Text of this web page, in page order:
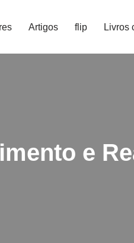
Artigos flip Livros
e